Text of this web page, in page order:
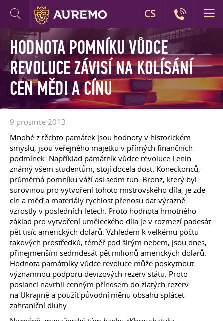
HODNOTA POMNÍKU VŮDCE
REVOLUCE ZÁVISÍ NA KOLÍSÁNÍ
CEN MĚDI A CÍNU
9 prosince 2013
Mnohé z těchto památek jsou hodnoty v historickém
smyslu, jsou veřejného majetku v přímých finančních
podmínek. Například památník vůdce revoluce Lenin
známý všem studentům, stojí docela dost. Koneckonců,
průměrná pomníku váží asi sedm tun. Bronz, který byl
surovinou pro vytvoření tohoto mistrovského díla, je zde
cín a měď a materiály rychlost přenosu dat výrazně
vzrostly v posledních letech. Proto hodnota hmotného
základ pro vytvoření uměleckého díla je v rozmezí padesát
pět tisíc amerických dolarů. Vzhledem k velkému počtu
takových prostředků, téměř pod širým nebem, jsou dnes,
přinejmenším sedmdesát pět milionů amerických dolarů.
Hodnota památníky vůdce revoluce může poskytnout
významnou podporu devizových rezerv státu. Proto
poslanci navrhli cenným přínosem do zlatých rezerv
na Ukrajině a použít původní měnu obsahu splácet
zahraniční dluhy.
CS